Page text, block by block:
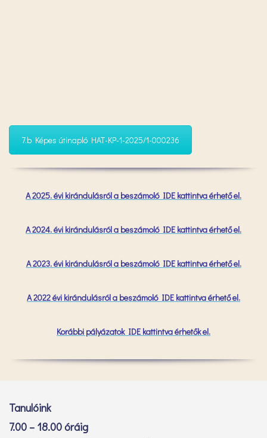
7.b Képes útinapló HAT-KP-1-2025/1-000236
A 2025. évi kirándulásról a beszámoló IDE kattintva érhető el.
A 2024. évi kirándulásról a beszámoló IDE kattintva érhető el.
A 2023. évi kirándulásról a beszámoló IDE kattintva érhető el.
A 2022 évi kirándulásról a beszámoló IDE kattintva érhető el.
Korábbi pályázatok IDE kattintva érhetők el.
Tanulóink
7.00 – 18.00 óráig